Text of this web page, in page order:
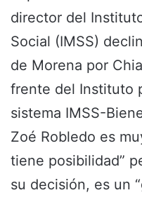
director del
Social (IMSS)
de Morena por
frente del Instituto
sistema IMSS-
Zoé Robledo es
tiene posibilidad”
su decisión, es un